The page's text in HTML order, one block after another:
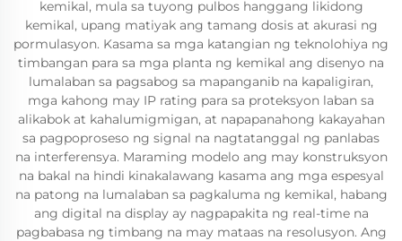
kemikal, mula sa tuyong pulbos hanggang likidong
kemikal, upang matiyak ang tamang dosis at akurasi ng
pormulasyon. Kasama sa mga katangian ng teknolohiya ng
timbangan para sa mga planta ng kemikal ang disenyo na
lumalaban sa pagsabog sa mapanganib na kapaligiran,
mga kahong may IP rating para sa proteksyon laban sa
alikabok at kahalumigmigan, at napapanahong kakayahan
sa pagpoproseso ng signal na nagtatanggal ng panlabas
na interferensya. Maraming modelo ang may konstruksyon
na bakal na hindi kinakalawang kasama ang mga espesyal
na patong na lumalaban sa pagkaluma ng kemikal, habang
ang digital na display ay nagpapakita ng real-time na
pagbabasa ng timbang na may mataas na resolusyon. Ang